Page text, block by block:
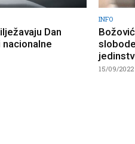
Dan
INFO
15/09/2022